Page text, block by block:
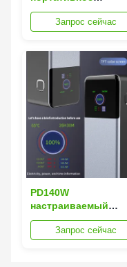
зарядное
с быстрой зарядкой
светодиодным
дисплеем - большой
энергобанк для
путешествий и
кемпинга
Запрос сейчас
PD140W
настраиваемый
27000mAh Power
быстрая зарядка
Запрос сейчас